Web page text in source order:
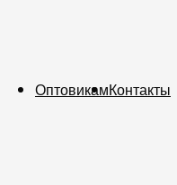
ОптовикамКонтакты